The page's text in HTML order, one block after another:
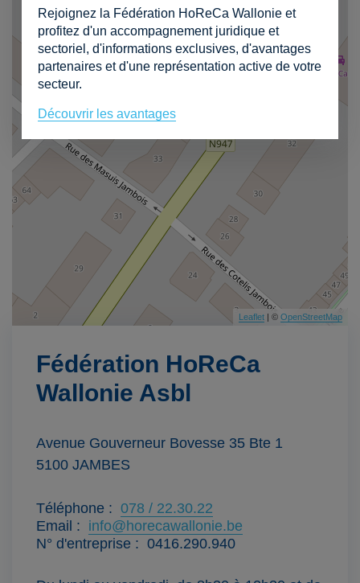
Leaflet | © OpenStreetMap
Fédération HoReCa
Wallonie Asbl
Avenue Gouverneur Bovesse 35 Bte 1
5100 JAMBES
Téléphone
078 / 22.30.22
Email
info@horecawallonie.be
N° d'entreprise
0416.290.940
Rejoignez la Fédération HoReCa Wallonie et
profitez d'un accompagnement juridique et
sectoriel, d'informations exclusives, d'avantages
partenaires et d'une représentation active de votre
secteur.
Découvrir les avantages